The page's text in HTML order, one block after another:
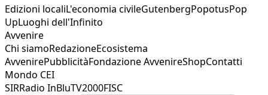
Edizioni localiL'economia civileGutenbergPopotusPop
UpLuoghi dell'Infinito
Avvenire
Chi siamoRedazioneEcosistema
AvvenirePubblicitàFondazione AvvenireShopContatti
Mondo CEI
SIRRadio InBluTV2000FISC